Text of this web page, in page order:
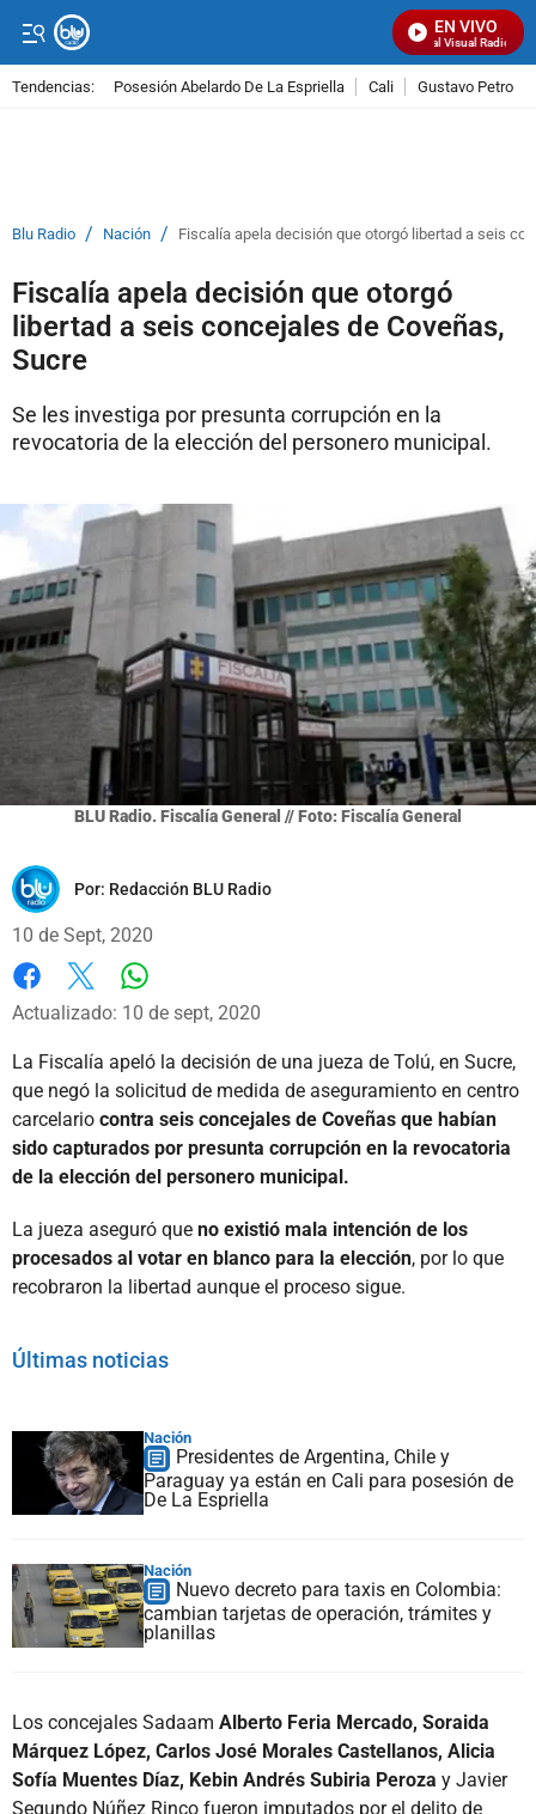
EN VIVO
Señal Visual Radio
Tendencias: Posesión Abelardo De La Espriella Cali Gustavo Petro
Blu Radio / Nación / Fiscalía apela decisión que otorgó libertad a seis
Fiscalía apela decisión que otorgó
libertad a seis concejales de Coveñas,
Sucre
Se les investiga por presunta corrupción en la
revocatoria de la elección del personero municipal.
BLU Radio. Fiscalía General // Foto: Fiscalía General
Por: Redacción BLU Radio
10 de Sept, 2020
Facebook
X
Actualizado: 10 de sept, 2020
La Fiscalía apeló la decisión de una jueza de Tolú, en Sucre,
que negó la solicitud de medida de aseguramiento en centro
carcelario contra seis concejales de Coveñas que habían
sido capturados por presunta corrupción en la revocatoria
de la elección del personero municipal.
La jueza aseguró que no existió mala intención de los
procesados al votar en blanco para la elección, por lo que
recobraron la libertad aunque el proceso sigue.
Últimas noticias
Nación
Presidentes de Argentina, Chile y
Paraguay ya están en Cali para posesión de
De La Espriella
Nación
Nuevo decreto para taxis en Colombia:
cambian tarjetas de operación, trámites y
planillas
Los concejales Sadaam Alberto Feria Mercado, Soraida
Márquez López, Carlos José Morales Castellanos, Alicia
Sofía Muentes Díaz, Kebin Andrés Subiria Peroza y Javier
Segundo Núñez Rinco fueron imputados por el delito de